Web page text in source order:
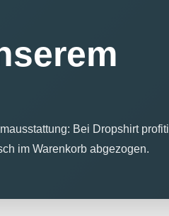
Bei Dropshirt
im Warenkorb abgezogen.